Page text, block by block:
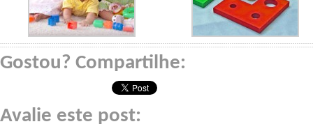
Gostou? Compartilhe:
Avalie este post: